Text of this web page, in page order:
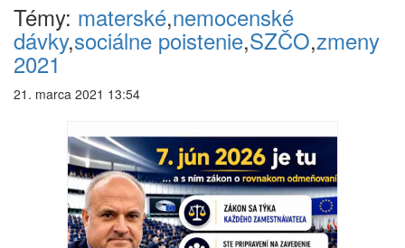
Témy: materské,nemocenské
dávky,sociálne poistenie,SZČO,zmeny
2021
21. marca 2021 13:54